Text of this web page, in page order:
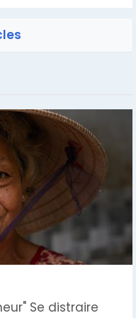
circuler leurs
les...
Se distraire